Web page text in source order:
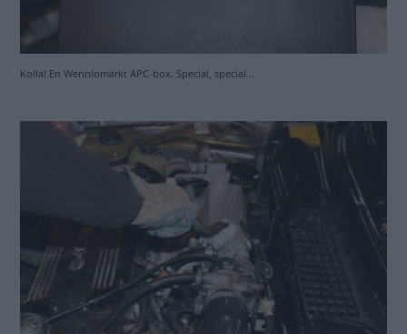
Gammalt larm bortrensat. Massor av läckor kring turbon åtgärdade.